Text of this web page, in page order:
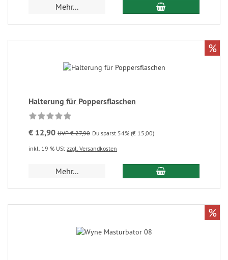
Mehr...
Halterung für Poppersflaschen
€ 12,90 UVP € 27,90 Du sparst 54% (€ 15,00)
inkl. 19 % USt zzgl. Versandkosten
Mehr...
%
%